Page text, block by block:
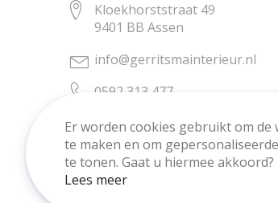
Er worden cookies gebruikt om de
te maken en om
te tonen. Gaat u hiermee akkoord?
Lees meer
Kloekhorststraat 49
9401 BB Assen
info@gerritsmainterieur.nl
0592 313 477
Copyright © Gerritsma Interieur.